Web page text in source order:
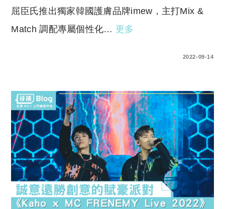
屈臣氏推出獨家韓國護膚品牌imew，主打Mix &
Match 調配專屬個性化… 更多
2022-09-14